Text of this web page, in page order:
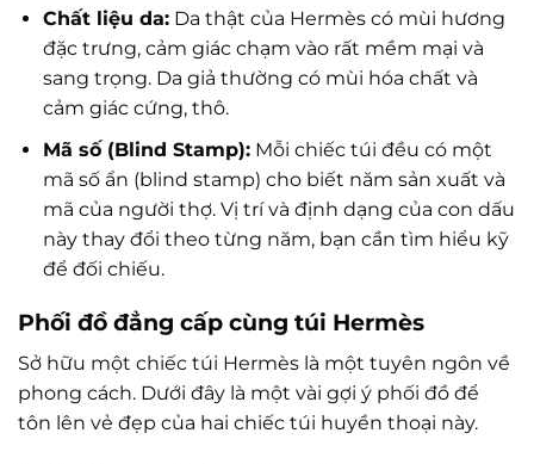
Chất liệu da:Da thật của Hermès có mùi hương
đặc trưng, cảm giác chạm vào rất mềm mại và
sang trọng. Da giả thường có mùi hóa chất và
cảm giác cứng, thô.
Mã số (Blind Stamp):Mỗi chiếc túi đều có một
mã số ẩn (blind stamp) cho biết năm sản xuất và
mã của người thợ. Vị trí và định dạng của con dấu
này thay đổi theo từng năm, bạn cần tìm hiểu kỹ
để đối chiếu.
Phối đồ đẳng cấp cùng túi Hermès
Sở hữu một chiếc túi Hermès là một tuyên ngôn về
phong cách. Dưới đây là một vài gợi ý phối đồ để
tôn lên vẻ đẹp của hai chiếc túi huyền thoại này.